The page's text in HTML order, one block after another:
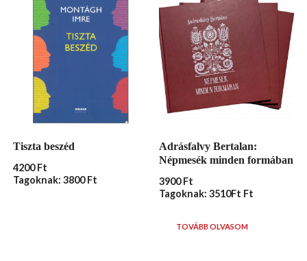
Tiszta beszéd
4200Ft
Tagoknak: 3800 Ft
Adrásfalvy Bertalan:
Népmesék minden formában
3900Ft
Tagoknak: 3510Ft Ft
TOVÁBB OLVASOM